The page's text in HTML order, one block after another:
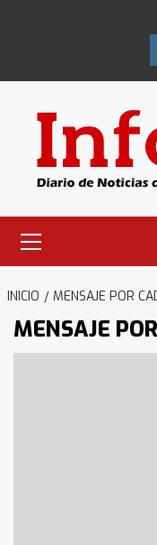
primario
INICIO MENSAJE POR
MENSAJE